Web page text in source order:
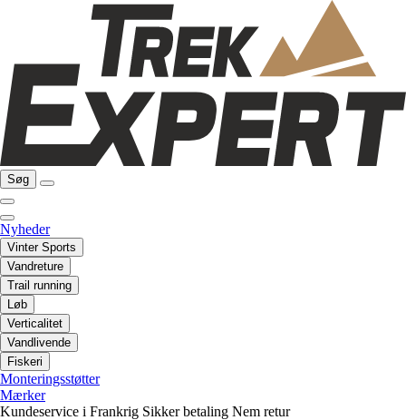
Søg
Nyheder
Vinter Sports
Vandreture
Trail running
Løb
Verticalitet
Vandlivende
Fiskeri
Monteringsstøtter
Mærker
Kundeservice i Frankrig Sikker betaling Nem retur